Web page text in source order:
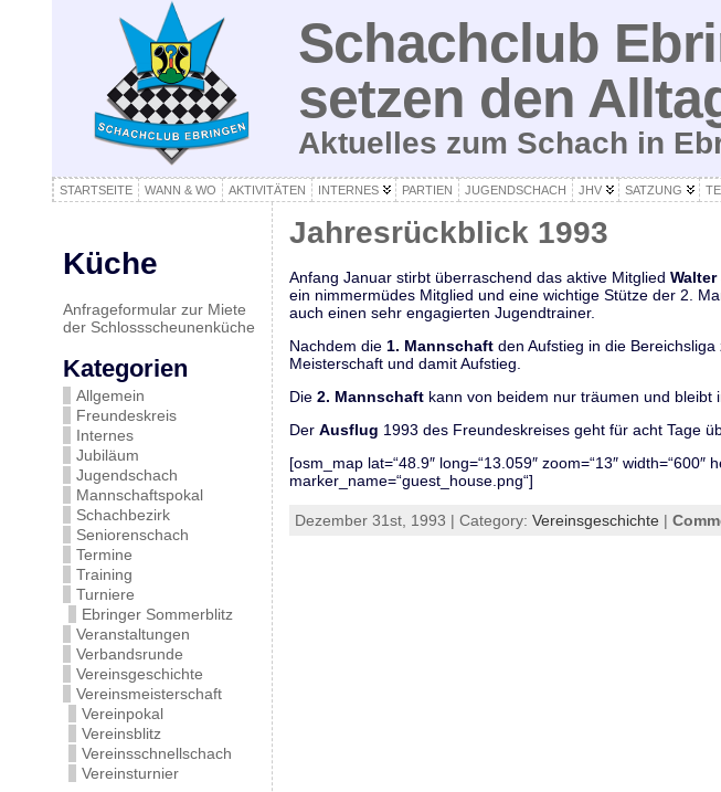
Schachclub
setzen den
Aktuelles zum Schach in
STARTSEITE WANN & WO AKTIVITÄTEN INTERNES PARTIEN JUGENDSCHACH JHV SATZUNG
Küche
Anfrageformular zur Miete
der Schlossscheunenküche
Kategorien
Allgemein
Freundeskreis
Internes
Jubiläum
Jugendschach
Mannschaftspokal
Schachbezirk
Seniorenschach
Termine
Training
Turniere
Ebringer Sommerblitz
Veranstaltungen
Verbandsrunde
Vereinsgeschichte
Vereinsmeisterschaft
Vereinpokal
Vereinsblitz
Vereinsschnellschach
Vereinsturnier
Jahresrückblick 1993
Anfang Januar stirbt überraschend das aktive Mitglied
ein nimmermüdes Mitglied und eine wichtige Stütze der 2.
auch einen sehr engagierten Jugendtrainer.
Nachdem die 1. Mannschaft den Aufstieg in die
Meisterschaft und damit Aufstieg.
Die 2. Mannschaft kann von beidem nur träumen und bleibt
Der Ausflug 1993 des Freundeskreises geht für acht Tage
[osm_map lat=“48.9″ long=“13.059″ zoom=“13″ width=“600″
marker_name=“guest_house.png“]
Dezember 31st, 1993 | Category: Vereinsgeschichte |